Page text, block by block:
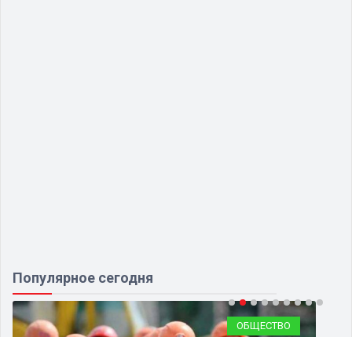
Популярное сегодня
ОБЩЕСТВО